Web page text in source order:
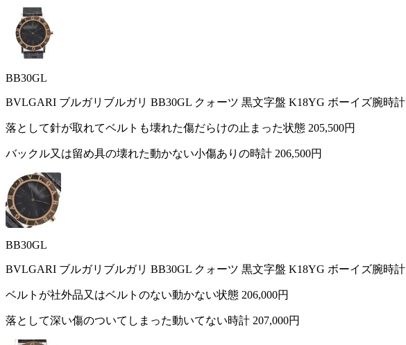
BB30GL
BVLGARI ブルガリブルガリ BB30GL クォーツ 黒文字盤 K18YG ボーイズ腕時計
落として針が取れてベルトも壊れた傷だらけの止まった状態 205,500円
バックル又は留め具の壊れた動かない小傷ありの時計 206,500円
BB30GL
BVLGARI ブルガリブルガリ BB30GL クォーツ 黒文字盤 K18YG ボーイズ腕時計
ベルトが社外品又はベルトのない動かない状態 206,000円
落として深い傷のついてしまった動いてない時計 207,000円